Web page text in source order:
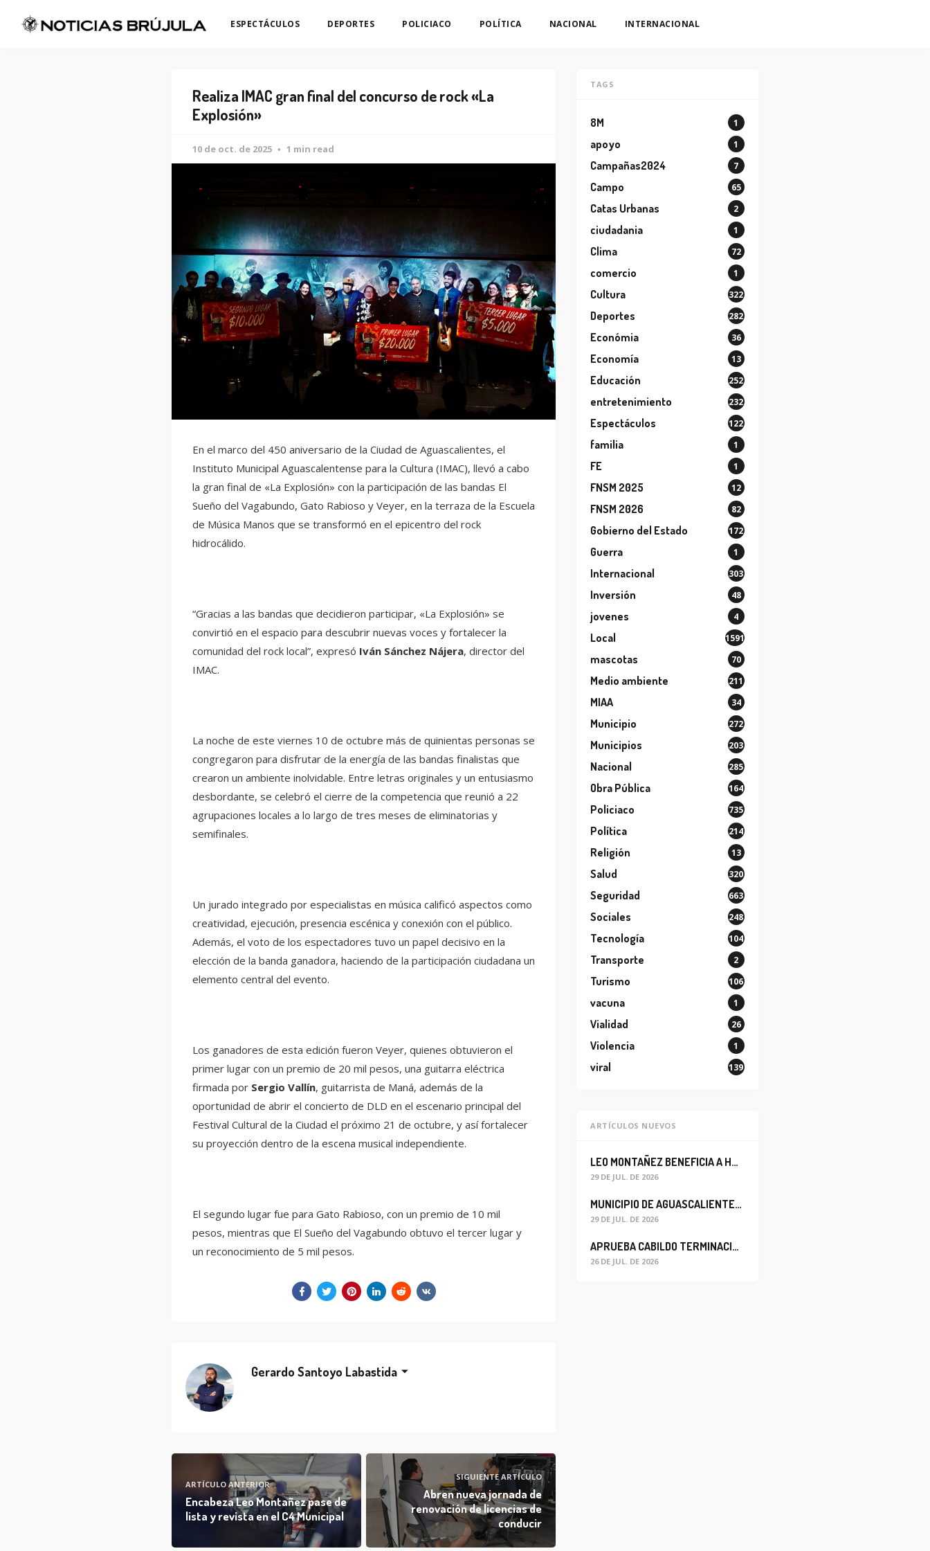
ESPECTÁCULOS DEPORTES POLICIACO POLÍTICA NACIONAL INTERNACIONAL
Realiza IMAC gran final del concurso de rock «La
Explosión»
10 de oct. de 2025 1 min read
En el marco del 450 aniversario de la Ciudad de Aguascalientes, el
Instituto Municipal Aguascalentense para la Cultura (IMAC), llevó a cabo
la gran final de «La Explosión» con la participación de las bandas El
Sueño del Vagabundo, Gato Rabioso y Veyer, en la terraza de la Escuela
de Música Manos que se transformó en el epicentro del rock
hidrocálido.
“Gracias a las bandas que decidieron participar, «La Explosión» se
convirtió en el espacio para descubrir nuevas voces y fortalecer la
comunidad del rock local”, expresó Iván Sánchez Nájera, director del
IMAC.
La noche de este viernes 10 de octubre más de quinientas personas se
congregaron para disfrutar de la energía de las bandas finalistas que
crearon un ambiente inolvidable. Entre letras originales y un entusiasmo
desbordante, se celebró el cierre de la competencia que reunió a 22
agrupaciones locales a lo largo de tres meses de eliminatorias y
semifinales.
Un jurado integrado por especialistas en música calificó aspectos como
creatividad, ejecución, presencia escénica y conexión con el público.
Además, el voto de los espectadores tuvo un papel decisivo en la
elección de la banda ganadora, haciendo de la participación ciudadana un
elemento central del evento.
Los ganadores de esta edición fueron Veyer, quienes obtuvieron el
primer lugar con un premio de 20 mil pesos, una guitarra eléctrica
firmada por Sergio Vallín, guitarrista de Maná, además de la
oportunidad de abrir el concierto de DLD en el escenario principal del
Festival Cultural de la Ciudad el próximo 21 de octubre, y así fortalecer
su proyección dentro de la escena musical independiente.
El segundo lugar fue para Gato Rabioso, con un premio de 10 mil
pesos, mientras que El Sueño del Vagabundo obtuvo el tercer lugar y
un reconocimiento de 5 mil pesos.
Gerardo Santoyo Labastida
ARTÍCULO ANTERIOR
Encabeza Leo Montañez pase de
lista y revista en el C4 Municipal
SIGUIENTE ARTÍCULO
Abren nueva jornada de
renovación de licencias de
conducir
TAGS
8M 1
apoyo 1
Campañas2024 7
Campo 65
Catas Urbanas 2
ciudadania 1
Clima 72
comercio 1
Cultura 322
Deportes 282
Económia 36
Economía 13
Educación 252
entretenimiento 232
Espectáculos 122
familia 1
FE 1
FNSM 2025 12
FNSM 2026 82
Gobierno del Estado 172
Guerra 1
Internacional 303
Inversión 48
jovenes 4
Local 1591
mascotas 70
Medio ambiente 211
MIAA 34
Municipio 272
Municipios 203
Nacional 285
Obra Pública 164
Policiaco 735
Política 214
Religión 13
Salud 320
Seguridad 663
Sociales 248
Tecnología 104
Transporte 2
Turismo 106
vacuna 1
Vialidad 26
Violencia 1
viral 139
ARTÍCULOS NUEVOS
LEO MONTAÑEZ BENEFICIA A HABITANTES DEL BARRIO DE LA SALUD CON MEJORA DEL ALCANTARILLADO SANITARIO
29 DE JUL. DE 2026
MUNICIPIO DE AGUASCALIENTES REABRE CIRCULACIÓN VEHICULAR EN LA CALLE JOSEFA ORTIZ DE DOMÍNGUEZ
29 DE JUL. DE 2026
APRUEBA CABILDO TERMINACIÓN ANTICIPADA DEL CONTRATO PARA EL PROYECTO DE MODERNIZACIÓN DEL SISTEMA DE ALUMBRADO
26 DE JUL. DE 2026